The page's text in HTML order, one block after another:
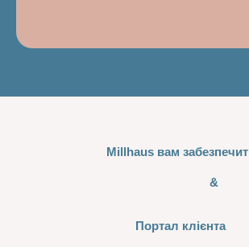
Millhaus вам
&
Портал клієнта